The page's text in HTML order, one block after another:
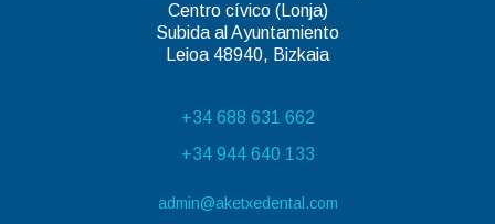
Centro cívico (Lonja)
Subida al Ayuntamiento
Leioa 48940, Bizkaia
+34 688 631 662
+34 944 640 133
admin@aketxedental.com